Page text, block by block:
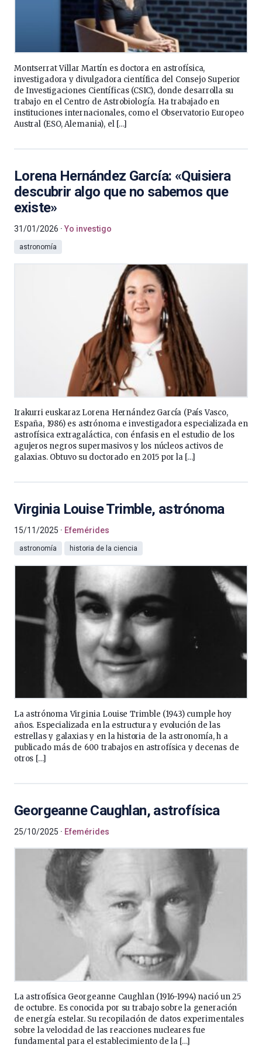
Montserrat Villar Martín es doctora en astrofísica,
investigadora y divulgadora científica del Consejo Superior
de Investigaciones Científicas (CSIC), donde desarrolla su
trabajo en el Centro de Astrobiología. Ha trabajado en
instituciones internacionales, como el Observatorio Europeo
Austral (ESO, Alemania), el […]
Lorena Hernández García: «Quisiera
descubrir algo que no sabemos que
existe»
31/01/2026 Yo investigo
astronomía
Irakurri euskaraz Lorena Hernández García (País Vasco,
España, 1986) es astrónoma e investigadora especializada en
astrofísica extragaláctica, con énfasis en el estudio de los
agujeros negros supermasivos y los núcleos activos de
galaxias. Obtuvo su doctorado en 2015 por la […]
Virginia Louise Trimble, astrónoma
15/11/2025 Efemérides
astronomía historia de la ciencia
La astrónoma Virginia Louise Trimble (1943) cumple hoy
años. Especializada en la estructura y evolución de las
estrellas y galaxias y en la historia de la astronomía, h a
publicado más de 600 trabajos en astrofísica y decenas de
otros […]
Georgeanne Caughlan, astrofísica
25/10/2025 Efemérides
La astrofísica Georgeanne Caughlan (1916-1994) nació un 25
de octubre. Es conocida por su trabajo sobre la generación
de energía estelar. Su recopilación de datos experimentales
sobre la velocidad de las reacciones nucleares fue
fundamental para el establecimiento de la […]